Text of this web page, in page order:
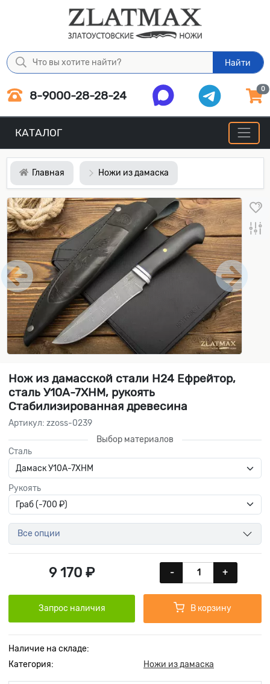
Найти
8-9000-28-28-24 0
КАТАЛОГ
Главная Ножи из дамаска
Нож из дамасской стали Н24 Ефрейтор,
сталь У10А-7ХНМ, рукоять
Стабилизированная древесина
Артикул: zzoss-0239
Выбор материалов
Сталь
Рукоять
Все опции
9 170 ₽ - +
Запрос наличия В корзину
Наличие на складе:
Категория:
Ножи из дамаска